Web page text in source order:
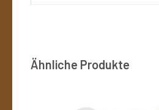
Ähnliche Produkte